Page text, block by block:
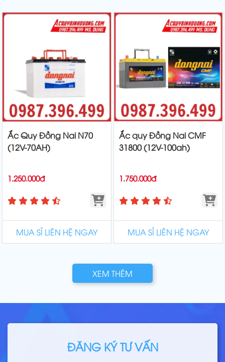
Ắc Quy Đồng Nai N70
(12V-70AH)
1.250.000đ
MUA SỈ LIÊN HỆ NGAY
Ắc quy Đồng Nai CMF
31800 (12V-100ah)
1.750.000đ
MUA SỈ LIÊN HỆ NGAY
XEM THÊM
ĐĂNG KÝ TƯ VẤN